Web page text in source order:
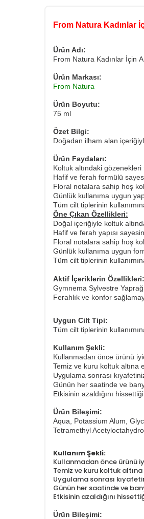
From Natura Kadınlar
Ürün Adı:
From Natura Kadınlar İçin
Ürün Markası:
From Natura
Ürün Boyutu:
75 ml
Özet Bilgi:
Doğadan ilham alan
Ürün Faydaları:
Koltuk altındaki
Hafif ve ferah formülü
Floral notalara sahip hoş
Günlük kullanıma uygun
Tüm cilt tiplerinin
Öne Çıkan Özellikleri:
Doğal içeriğiyle koltuk
Hafif ve ferah yapısı
Floral notalara sahip hoş
Günlük kullanıma uygun
Tüm cilt tiplerinin
Aktif İçeriklerin Özellikleri:
Gymnema Sylvestre
Ferahlık ve konfor
Uygun Cilt Tipi:
Tüm cilt tiplerinin
Kullanım Şekli:
Kullanmadan önce ürünü
Temiz ve kuru koltuk altına
Uygulama sonrası
Günün her saatinde ve
​Etkisinin azaldığını
Ürün Bileşimi:
Aqua, Potassium Alum,
Tetramethyl
Kullanım Şekli:
Kullanmadan önce ürünü
Temiz ve kuru koltuk
Uygulama sonrası
Günün her saatinde ve
​Etkisinin azaldığını
Ürün Bileşimi: